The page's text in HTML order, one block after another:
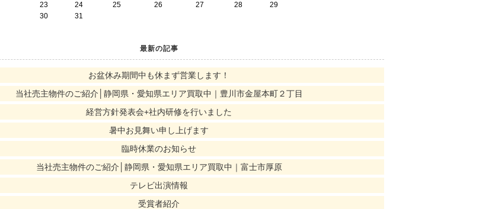
23
24 25 26 27 28
29
30
31
最新の記事
お盆休み期間中も休まず営業します！
当社売主物件のご紹介│静岡県・愛知県エリア買取中｜豊川市金屋本町２丁目
経営方針発表会+社内研修を行いました
暑中お見舞い申し上げます
臨時休業のお知らせ
当社売主物件のご紹介│静岡県・愛知県エリア買取中｜富士市厚原
テレビ出演情報
受賞者紹介